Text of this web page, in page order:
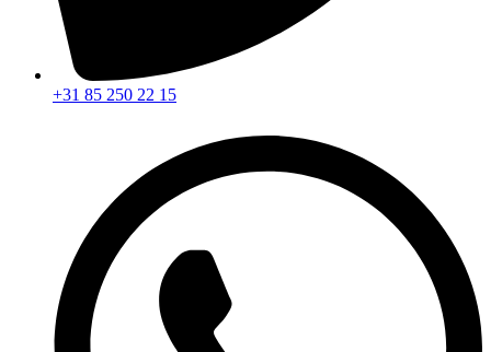
+31 85 250 22 15